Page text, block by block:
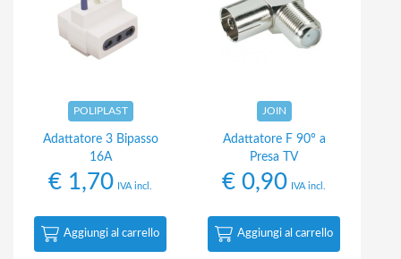
POLIPLAST
Adattatore 3 Bipasso
16A
€ 1,70 IVA incl.
Aggiungi al carrello
JOIN
Adattatore F 90° a
Presa TV
€ 0,90 IVA incl.
Aggiungi al carrello